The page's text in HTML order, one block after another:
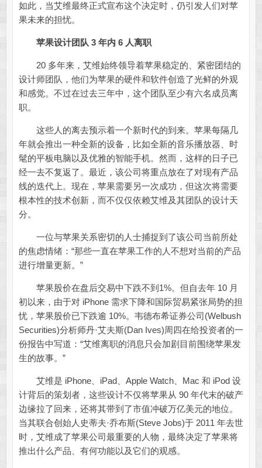
如此，当艾维最终正式宣布这个决定时，仍引发人们对苹
果未来的担忧。
苹果设计团队 3 年内 6 人离职
20 多年来，艾维始终领导着苹果稳定的、紧密团结的
设计师团队，他们为苹果的硬件和软件创造了光鲜的外观
和感觉。不过在过去三年中，这个团队至少有六名成员离
职。
这些人的离去预示着一个新时代的到来。苹果每隔几
年就会推出一种全新的设备，比如全新的音乐播放器、时
髦的平板电脑以及优雅的智能手机。然而，这样的日子已
经一去不复返了。最近，该公司将重点放在了对现有产品
线的迭代上。现在，苹果需要另一次成功，但这次将需要
根本性的技术创新，而不仅仅依赖艾维及其团队的设计天
分。
一位与苹果关系密切的人士捕捉到了该公司当前所处
的焦虑情绪：“那些一直在苹果工作的人不想对当前的产品
进行增量更新。”
苹果股价在盘后交易中下跌不到1%。但自去年 10 月
初以来，由于对 iPhone 需求下降和国际贸易紧张局势的担
忧，苹果股价已下跌逾 10%。韦德布希证券公司(Welbush
Securities)分析师丹·艾夫斯(Dan Ives)周四在给投资者的一
份报告中写道：“艾维离职的消息只会加剧目前围绕苹果发
生的故事。”
艾维是 iPhone、iPad、Apple Watch、Mac 和 iPod 设
计背后的策划者，这些设计不仅将苹果从 90 年代末的破产
边缘拉了回来，还将其带到了市值冲破万亿美元的地位。
当其联合创始人史蒂夫·乔布斯(Steve Jobs)于 2011 年去世
时，艾维成了苹果公司最重要的人物，最终决定了苹果将
推出什么产品、有何功能以及它们的观感。